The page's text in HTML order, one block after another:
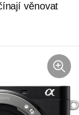
věnovat